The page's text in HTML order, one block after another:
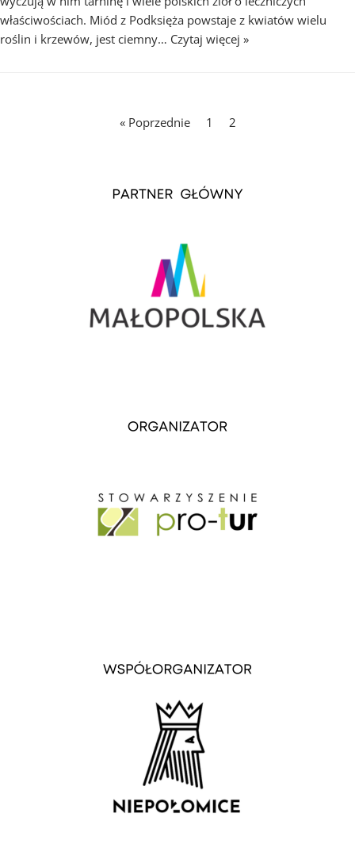
właściwościach. Miód z Podksięża powstaje z kwiatów wielu
roślin i krzewów, jest ciemny… Czytaj więcej »
« Poprzednie 1 2